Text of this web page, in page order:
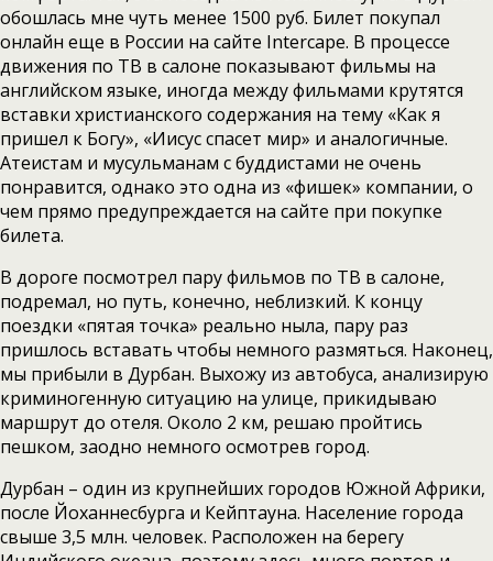
обошлась мне чуть менее 1500 руб. Билет покупал
онлайн еще в России на сайте Intercape. В процессе
движения по ТВ в салоне показывают фильмы на
английском языке, иногда между фильмами крутятся
вставки христианского содержания на тему «Как я
пришел к Богу», «Иисус спасет мир» и аналогичные.
Атеистам и мусульманам с буддистами не очень
понравится, однако это одна из «фишек» компании, о
чем прямо предупреждается на сайте при покупке
билета.
В дороге посмотрел пару фильмов по ТВ в салоне,
подремал, но путь, конечно, неблизкий. К концу
поездки «пятая точка» реально ныла, пару раз
пришлось вставать чтобы немного размяться. Наконец,
мы прибыли в Дурбан. Выхожу из автобуса, анализирую
криминогенную ситуацию на улице, прикидываю
маршрут до отеля. Около 2 км, решаю пройтись
пешком, заодно немного осмотрев город.
Дурбан – один из крупнейших городов Южной Африки,
после Йоханнесбурга и Кейптауна. Население города
свыше 3,5 млн. человек. Расположен на берегу